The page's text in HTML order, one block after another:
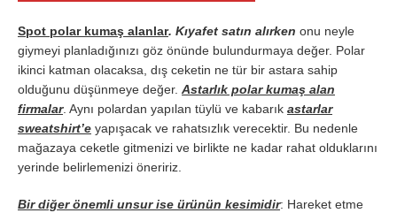
Spot polar kumaş alanlar. Kıyafet satın alırken onu neyle
giymeyi planladığınızı göz önünde bulundurmaya değer. Polar
ikinci katman olacaksa, dış ceketin ne tür bir astara sahip
olduğunu düşünmeye değer. Astarlık polar kumaş alan
firmalar. Aynı polardan yapılan tüylü ve kabarık astarlar
sweatshirt’e yapışacak ve rahatsızlık verecektir. Bu nedenle
mağazaya ceketle gitmenizi ve birlikte ne kadar rahat olduklarını
yerinde belirlemenizi öneririz.
Bir diğer önemli unsur ise ürünün kesimidir: Hareket etme